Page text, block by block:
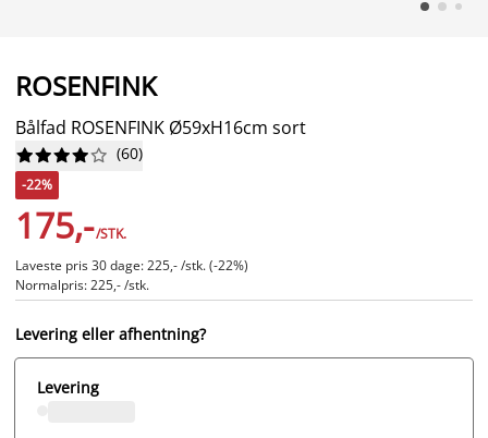
ROSENFINK
Bålfad ROSENFINK Ø59xH16cm sort





 (60)
-22%
175,-/STK.
Laveste pris 30 dage: 225,- /stk. (-22%)
Normalpris: 225,- /stk.
Levering eller afhentning?
Levering